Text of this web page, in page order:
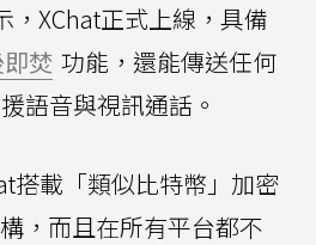
，XChat正式上線，具備
焚 功能，還能傳送任何
語音與視訊通話。
搭載「類似比特幣」加密
，而且在所有平台都不